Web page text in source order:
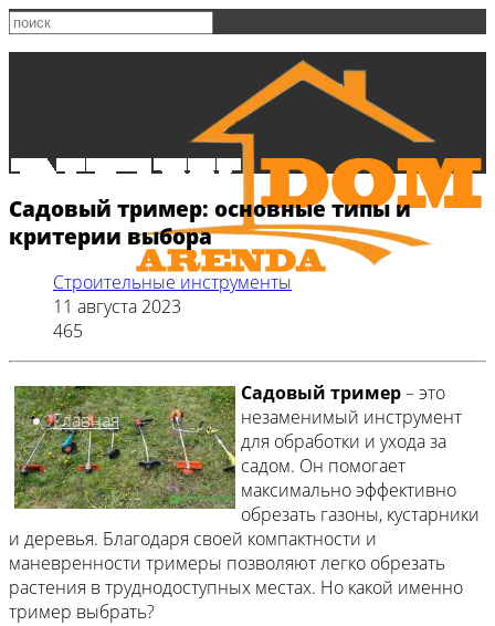
Главная
Все новости
Садовый тример: основные типы и
критерии выбора
Строительные инструменты
11 августа 2023
465
Садовый тример– это
незаменимый инструмент
для обработки и ухода за
садом. Он помогает
максимально эффективно
обрезать газоны, кустарники
и деревья. Благодаря своей компактности и
маневренности тримеры позволяют легко обрезать
растения в труднодоступных местах. Но какой именно
тример выбрать?